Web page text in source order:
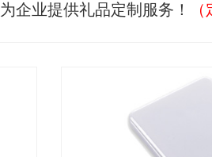
为企业提供礼品定制服务！